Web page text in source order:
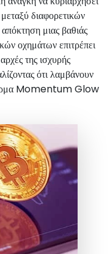
διαφορετικών
μιας βαθιάς
οχημάτων επιτρέπει
της ισχυρής
ότι λαμβάνουν
Momentum Glow